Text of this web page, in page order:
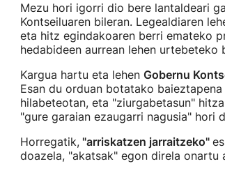
Mezu hori igorri dio bere lantaldeari
Kontseiluaren bileran. Legealdiaren
eta hitz egindakoaren berri emateko
hedabideen aurrean lehen urtebeteko
Kargua hartu eta lehen Gobernu
Esan du orduan botatako
hilabeteotan, eta "ziurgabetasun"
"gure garaian ezaugarri nagusia" hori
Horregatik,"arriskatzen jarraitzeko"
doazela, "akatsak" egon direla onartu